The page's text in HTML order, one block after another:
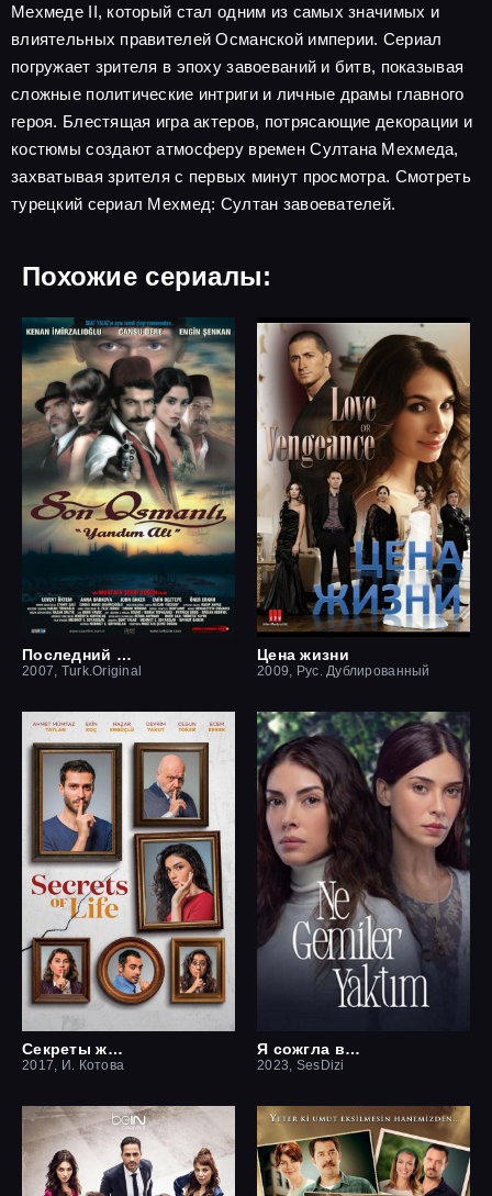
Мехмеде II, который стал одним из самых значимых и
влиятельных правителей Османской империи. Сериал
погружает зрителя в эпоху завоеваний и битв, показывая
сложные политические интриги и личные драмы главного
героя. Блестящая игра актеров, потрясающие декорации и
костюмы создают атмосферу времен Султана Мехмеда,
захватывая зрителя с первых минут просмотра. Смотреть
турецкий сериал Мехмед: Султан завоевателей.
Похожие сериалы:
Последний оттоман: Яндим Али
2007, Turk.Original
Цена жизни
2009, Рус. Дублированный
Секреты жизни
2017, И. Котова
Я сожгла все мосты / Какие корабли я сжёг
2023, SesDizi